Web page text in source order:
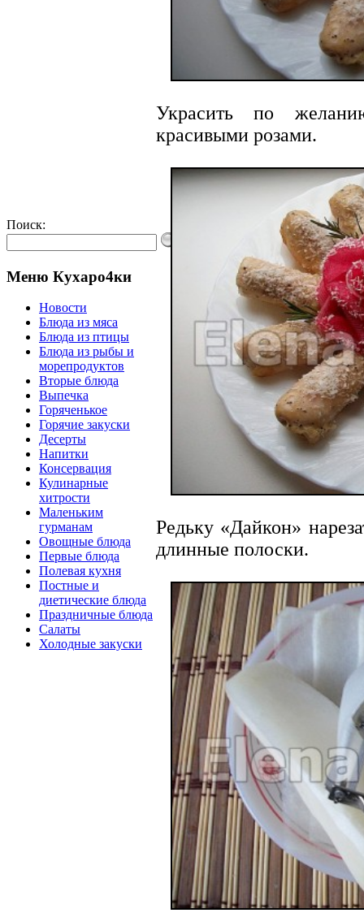
Поиск:
Меню Кухаро4ки
Новости
Блюда из мяса
Блюда из птицы
Блюда из рыбы и
морепродуктов
Вторые блюда
Выпечка
Горяченькое
Горячие закуски
Десерты
Напитки
Консервация
Кулинарные
хитрости
Маленьким
гурманам
Овощные блюда
Первые блюда
Полевая кухня
Постные и
диетические блюда
Праздничные блюда
Салаты
Холодные закуски
Украсить по
красивыми розами.
Редьку «Дайкон»
длинные полоски.